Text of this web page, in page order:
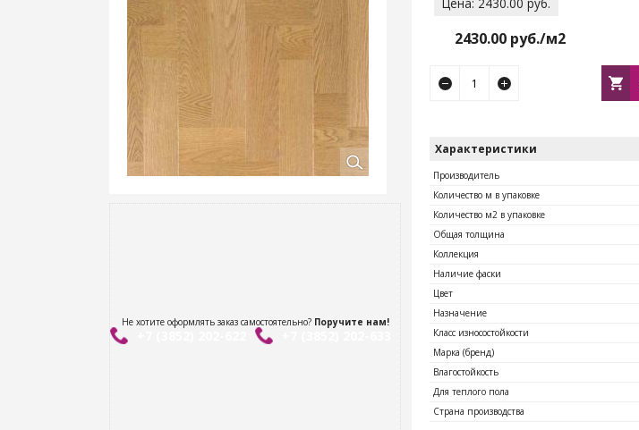
Не хотите оформлять заказ самостоятельно? Поручите нам!
2430.00 руб./м2
Характеристики
Производитель
Количество м в упаковке
Количество м2 в упаковке
Общая толщина
Коллекция
Наличие фаски
Цвет
Назначение
Класс износостойкости
Марка (бренд)
Влагостойкость
Для теплого пола
Страна производства